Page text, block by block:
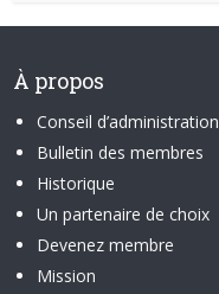
À propos
Conseil d’administration
Bulletin des membres
Historique
Un partenaire de choix
Devenez membre
Mission